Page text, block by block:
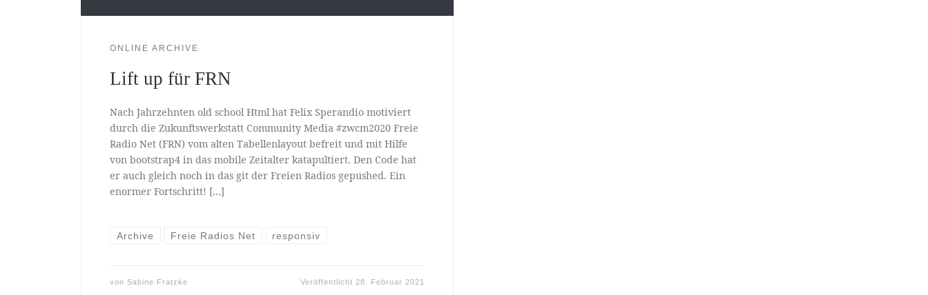
ONLINE ARCHIVE
Lift up für FRN
Nach Jahrzehnten old school Html hat Felix Sperandio motiviert
durch die Zukunftswerkstatt Community Media #zwcm2020 Freie
Radio Net (FRN) vom alten Tabellenlayout befreit und mit Hilfe
von bootstrap4 in das mobile Zeitalter katapultiert. Den Code hat
er auch gleich noch in das git der Freien Radios gepushed. Ein
enormer Fortschritt! […]
Archive Freie Radios Net responsiv
von Sabine Fratzke Veröffentlicht 28. Februar 2021